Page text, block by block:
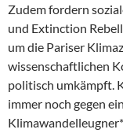
Zudem fordern
und Extinction
um die Pariser
wissenschaftlichen
politisch umkämpft.
immer noch gegen